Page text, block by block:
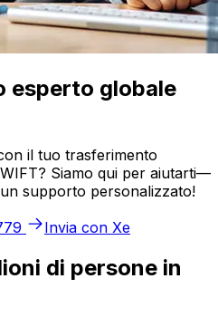
esperto globale
il tuo trasferimento
Siamo qui per aiutarti—
supporto personalizzato!
Invia con Xe
di persone in